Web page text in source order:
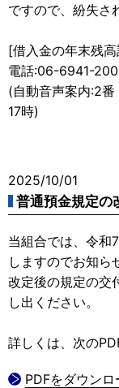
ですので、紛失さ
[借入金の年末残
電話:06-6941-
(自動音声案内:2
17時)
2025/10/01
普通預金規定の
当組合では、令和
しますのでお知ら
改定後の規定の交
し出ください。
詳しくは、次の
PDFをダウンロ